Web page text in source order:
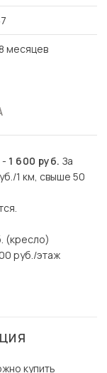
месяцев
- 1 600 руб. За
1 км, свыше 50
(кресло)
руб./этаж
купить